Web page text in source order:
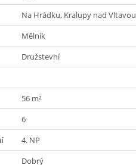
Na Hrádku, Kralupy nad Vltavou
Mělník
Družstevní
56 m²
6
4. NP
Dobrý